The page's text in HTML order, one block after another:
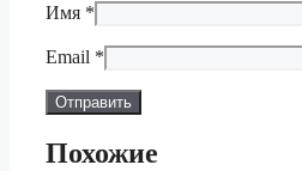
Имя *
Email *
Похожие